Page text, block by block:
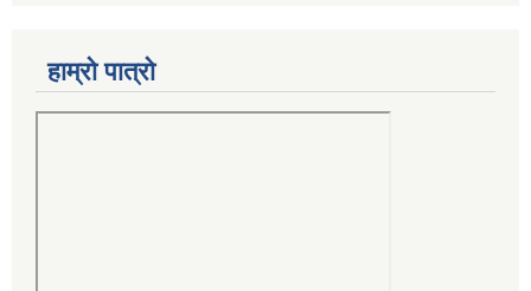
हाम्रो पात्राे